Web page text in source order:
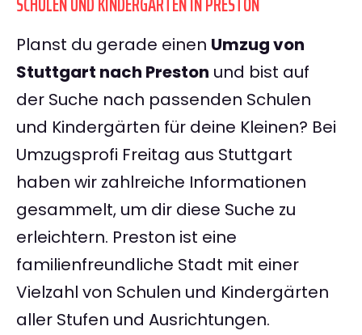
Planst du gerade einen Umzug von
Stuttgart nach Preston und bist auf
der Suche nach passenden Schulen
und Kindergärten für deine Kleinen? Bei
Umzugsprofi Freitag aus Stuttgart
haben wir zahlreiche Informationen
gesammelt, um dir diese Suche zu
erleichtern. Preston ist eine
familienfreundliche Stadt mit einer
Vielzahl von Schulen und Kindergärten
aller Stufen und Ausrichtungen.